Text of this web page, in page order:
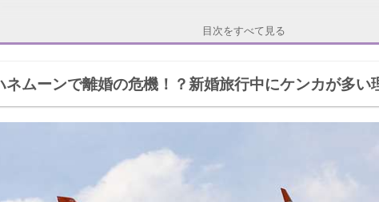
【ハネムーン中の喧嘩を防ぐ方法1】事前にしっかり話し合っておく
【ハネムーン中の喧嘩を防ぐ方法2】余裕のあるスケジュールを立てる
婚夫婦が実際に実践した喧嘩を防止する方法とは
ネムーンは喧嘩の割合が高い！新婚旅行でケンカを防ぐ方法まとめ
目次をすべて見る
ネムーンで離婚の危機！？新婚旅行中にケンカが多い